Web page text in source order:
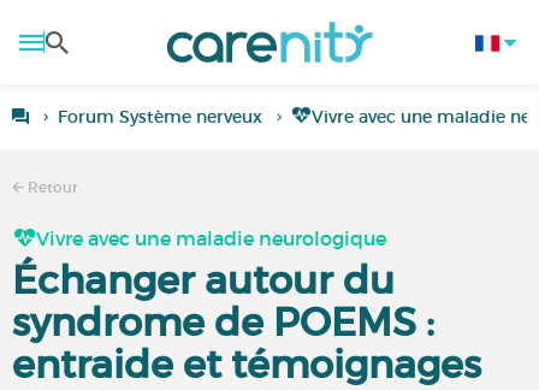
Forum Système nerveux Vivre avec une maladie
Retour
Vivre avec une maladie neurologique
Échanger autour du
syndrome de POEMS :
entraide et témoignages